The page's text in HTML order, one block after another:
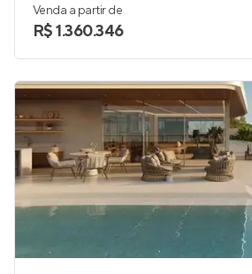
Venda a partir de
R$ 1.360.346